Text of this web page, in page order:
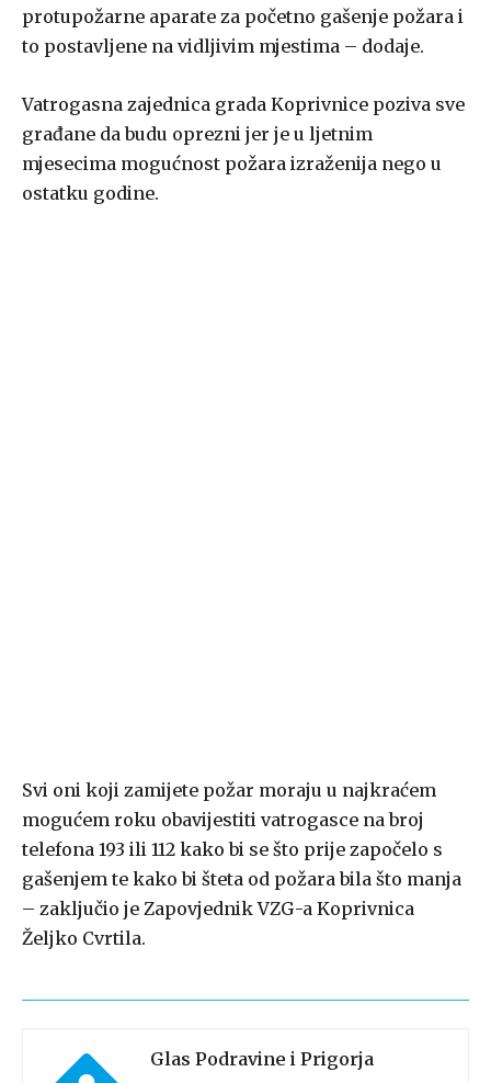
protupožarne aparate za početno gašenje požara i
to postavljene na vidljivim mjestima – dodaje.
Vatrogasna zajednica grada Koprivnice poziva sve
građane da budu oprezni jer je u ljetnim
mjesecima mogućnost požara izraženija nego u
ostatku godine.
Svi oni koji zamijete požar moraju u najkraćem
mogućem roku obavijestiti vatrogasce na broj
telefona 193 ili 112 kako bi se što prije započelo s
gašenjem te kako bi šteta od požara bila što manja
– zaključio je Zapovjednik VZG-a Koprivnica
Željko Cvrtila.
Glas Podravine i Prigorja